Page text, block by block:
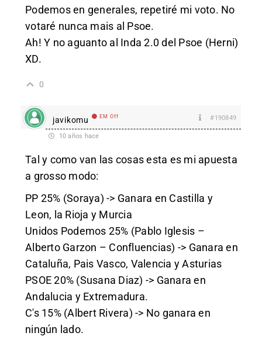
Podemos en generales, repetiré mi voto. No
votaré nunca mais al Psoe.
Ah! Y no aguanto al Inda 2.0 del Psoe (Herni)
XD.
0
javikomu EM Off #190849
10 años hace
Tal y como van las cosas esta es mi apuesta
a grosso modo:
PP 25% (Soraya) -> Ganara en Castilla y
Leon, la Rioja y Murcia
Unidos Podemos 25% (Pablo Iglesis –
Alberto Garzon – Confluencias) -> Ganara en
Cataluña, Pais Vasco, Valencia y Asturias
PSOE 20% (Susana Diaz) -> Ganara en
Andalucia y Extremadura.
C's 15% (Albert Rivera) -> No ganara en
ningún lado.